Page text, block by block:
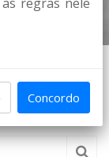
Concordo